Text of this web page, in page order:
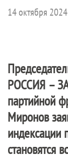
14 октября 2024
РОССИЯ –
партийной
Миронов
индексации
становятся